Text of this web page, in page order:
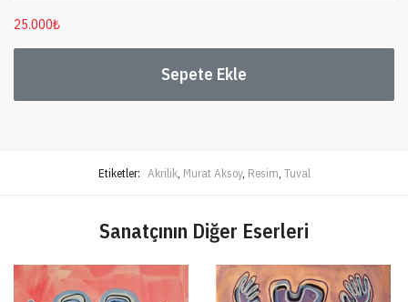
25.000₺
Sepete Ekle
Etiketler: Akrilik, Murat Aksoy, Resim, Tuval
Sanatçının Diğer Eserleri